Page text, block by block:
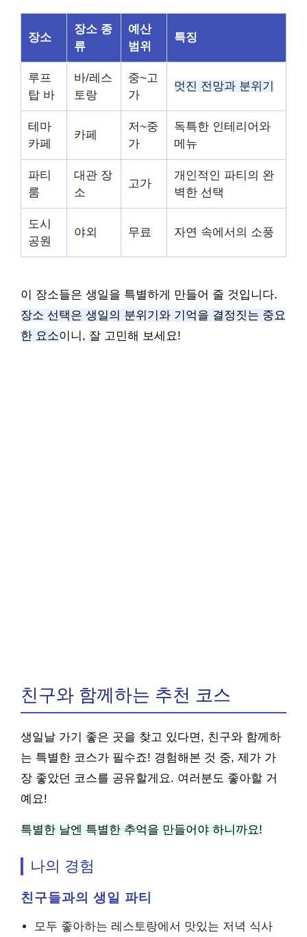
장소
장소 종
류
예산
범위
특징
루프
탑 바
바/레스
토랑
중~고
가
멋진 전망과 분위기
테마
카페
카페
저~중
가
독특한 인테리어와
메뉴
파티
룸
대관 장
소
고가
개인적인 파티의 완
벽한 선택
도시
공원
야외 무료 자연 속에서의 소풍
이 장소들은 생일을 특별하게 만들어 줄 것입니다.
장소 선택은 생일의 분위기와 기억을 결정짓는 중요
한 요소이니, 잘 고민해 보세요!
친구와 함께하는 추천 코스
생일날 가기 좋은 곳을 찾고 있다면, 친구와 함께하
는 특별한 코스가 필수죠! 경험해본 것 중, 제가 가
장 좋았던 코스를 공유할게요. 여러분도 좋아할 거
예요!
특별한 날엔 특별한 추억을 만들어야 하니까요!
나의 경험
친구들과의 생일 파티
모두 좋아하는 레스토랑에서 맛있는 저녁 식사